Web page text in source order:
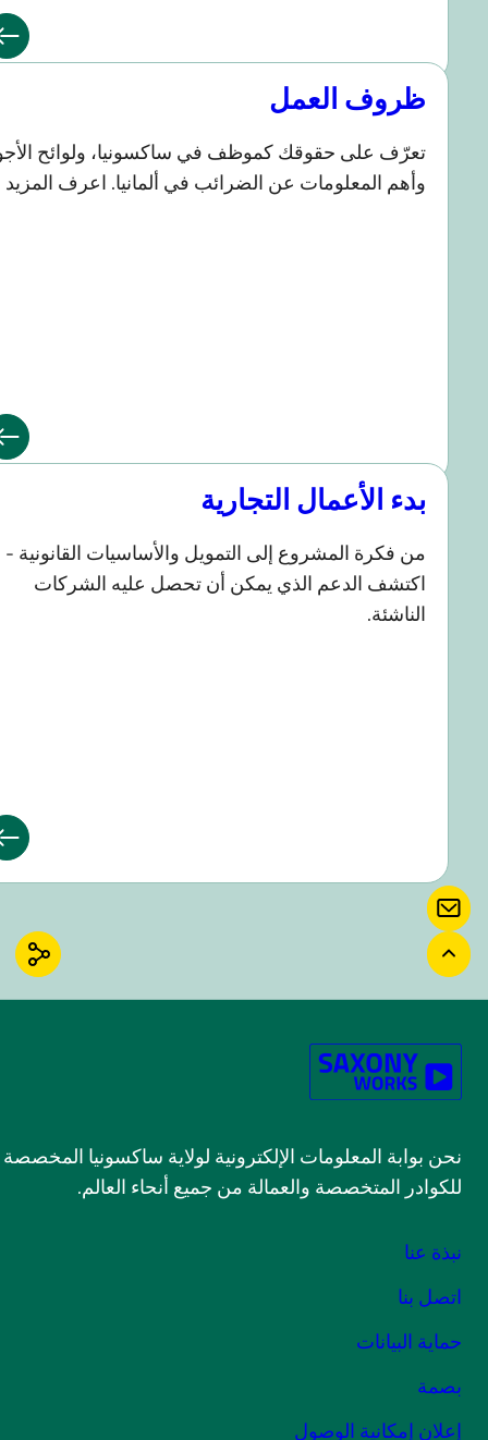
العمل
على حقوقك كموظف في ساكسونيا، ولوائح الأجور
المعلومات عن الضرائب في ألمانيا. اعرف المزيد
الأعمال التجارية
فكرة المشروع إلى التمويل والأساسيات القانونية -
الدعم الذي يمكن أن تحصل عليه الشركات
مشاركة
بنا
إلى الأعلى
المعلومات الإلكترونية لولاية ساكسونيا المخصصة
المتخصصة والعمالة من جميع أنحاء العالم.
إمكانية الوصول